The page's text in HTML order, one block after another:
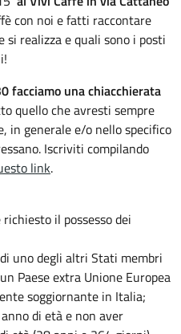
con noi e fatti raccontare
si realizza e quali sono i posti
facciamo una chiacchierata
quello che avresti sempre
in generale e/o nello specifico
Iscriviti compilando
link.
il possesso dei
uno degli altri Stati membri
Paese extra Unione Europea
soggiornante in Italia;
di età e non aver